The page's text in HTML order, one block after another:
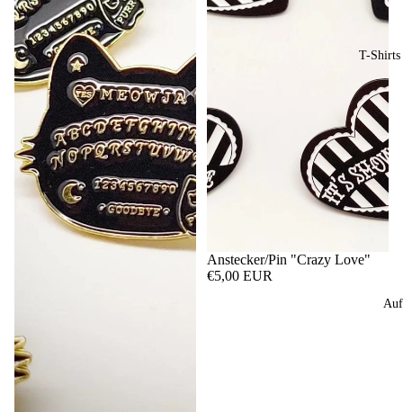
T-
Anstecker/Pin "Crazy Love"
€5,00 EUR